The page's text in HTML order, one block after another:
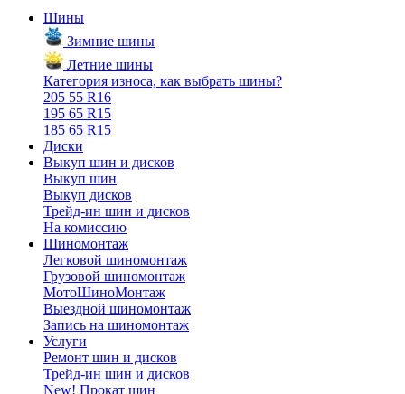
Шины
Зимние шины
Летние шины
Категория износа, как выбрать шины?
205 55 R16
195 65 R15
185 65 R15
Диски
Выкуп шин и дисков
Выкуп шин
Выкуп дисков
Трейд-ин шин и дисков
На комиссию
Шиномонтаж
Легковой шиномонтаж
Грузовой шиномонтаж
МотоШиноМонтаж
Выездной шиномонтаж
Запись на шиномонтаж
Услуги
Ремонт шин и дисков
Трейд-ин шин и дисков
New! Прокат шин